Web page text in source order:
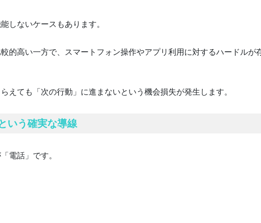
しないケースもあります。
的高い一方で、スマートフォン操作やアプリ利用に対するハードルが
えても「次の行動」に進まないという機会損失が発生します。
いう確実な導線
電話」です。